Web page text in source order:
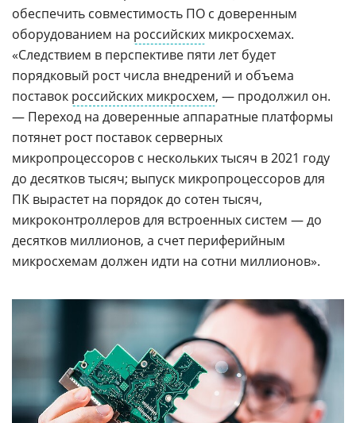
обеспечить совместимость ПО с доверенным
оборудованием на российских микросхемах.
«Следствием в перспективе пяти лет будет
порядковый рост числа внедрений и объема
поставок российских микросхем, — продолжил он.
— Переход на доверенные аппаратные платформы
потянет рост поставок серверных
микропроцессоров с нескольких тысяч в 2021 году
до десятков тысяч; выпуск микропроцессоров для
ПК вырастет на порядок до сотен тысяч,
микроконтроллеров для встроенных систем — до
десятков миллионов, а счет периферийным
микросхемам должен идти на сотни миллионов».